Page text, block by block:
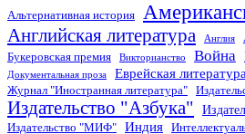
Альтернативная история
Английская литература Англия
Букеровская премия
Викторианство Война
Документальная проза Еврейская литература
Журнал "Иностранная литература"
Издательство "Азбука"
Издательство "МИФ" Индия